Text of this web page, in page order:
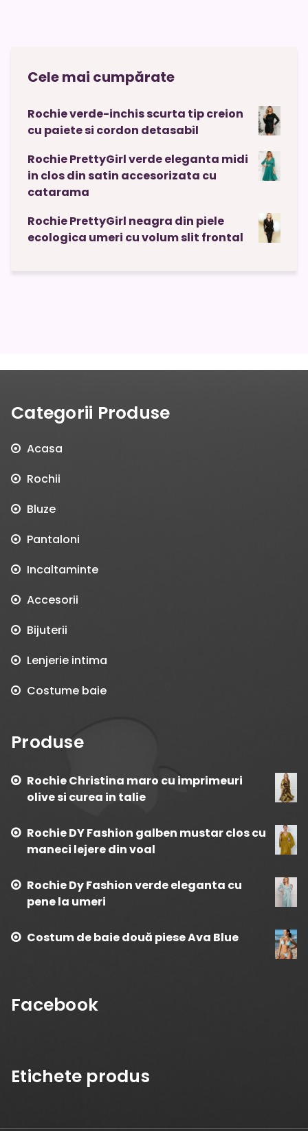
Cele mai cumpărate
Rochie verde-inchis scurta tip creion
cu paiete si cordon detasabil
Rochie PrettyGirl verde eleganta midi
in clos din satin accesorizata cu
catarama
Rochie PrettyGirl neagra din piele
ecologica umeri cu volum slit frontal
Categorii Produse
Acasa
Rochii
Bluze
Pantaloni
Incaltaminte
Accesorii
Bijuterii
Lenjerie intima
Costume baie
Produse
Rochie Christina maro cu imprimeuri
olive si curea in talie
Rochie DY Fashion galben mustar clos cu
maneci lejere din voal
Rochie Dy Fashion verde eleganta cu
pene la umeri
Costum de baie două piese Ava Blue
Facebook
Etichete produs